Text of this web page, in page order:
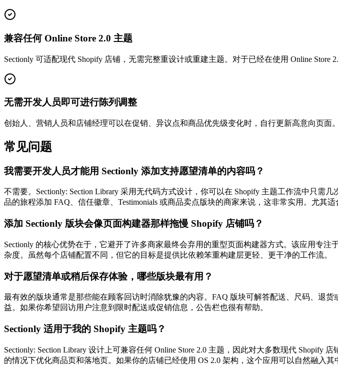
兼容任何 Online Store 2.0 主题
Sectionly 可适配现代 Shopify 店铺，无需完整重设计或重建主题。对于已经在使用 Online
无需开发人员即可进行陈列调整
创始人、营销人员和店铺经理可以在促销、异议点和商品优先级变化时，自行更新高意向页
常见问题
我需要开发人员才能用 Sectionly 添加支持愿望清单的内容吗？
不需要。Sectionly: Section Library 采用无代码方式设计，你可以在 Shopify 主题工作流中只
品的旅程添加 FAQ、信任徽章、Testimonials 或商品卖点版块的商家来说，这非常实用。尤其
添加 Sectionly 版块会像页面构建器那样拖慢 Shopify 店铺吗？
Sectionly 的核心优势在于，它避开了许多商家最终会弃用的重型页面构建器方式。该应用专
杂度。虽然每个店铺配置不同，但它的目标是提供比依赖笨重构建层更轻、更干净的工作流。
对于愿望清单或稍后保存体验，哪些版块最有用？
最有效的版块通常是那些能在顾客回访时消除犹豫的内容。FAQ 版块可解答配送、尺码、退
益。如果你希望回访用户注意到限时配送或促销信息，公告栏也很有帮助。
Sectionly 适用于我的 Shopify 主题吗？
Sectionly: Section Library 设计上可兼容任何 Online Store 2.0 主题，因此对大多数现代
的情况下优化商品页和落地页。如果你的店铺已经使用 OS 2.0 架构，这个应用可以自然融入其